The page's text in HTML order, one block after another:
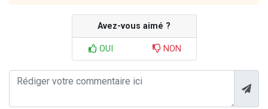
Avez-vous aimé ?
OUI NON